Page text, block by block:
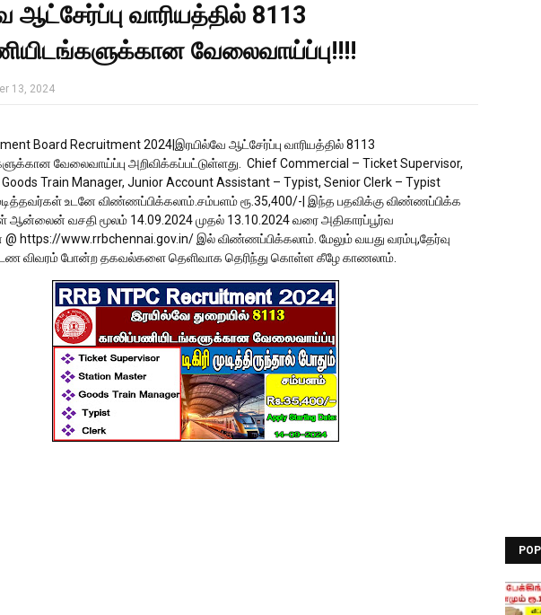
ஆட்சேர்ப்பு வாரியத்தில் 8113
வேலைவாய்ப்பு!!!!
13, 2024
Board Recruitment 2024|இரயில்வே ஆட்சேர்ப்பு வாரியத்தில் 8113
வேலைவாய்ப்பு அறிவிக்கப்பட்டுள்ளது. Chief Commercial – Ticket Supervisor,
Train Manager, Junior Account Assistant – Typist, Senior Clerk – Typist
முடித்தவர்கள் உடனே விண்ணப்பிக்கலாம்.சம்பளம் ரூ.35,400/-| இந்த பதவிக்கு விண்ணப்பிக்க
வசதி மூலம் 14.09.2024 முதல் 13.10.2024 வரை அதிகாரப்பூர்வ
www.rrbchennai.gov.in/ இல் விண்ணப்பிக்கலாம். மேலும் வயது வரம்பு,தேர்வு
விவரம் போன்ற தகவல்களை தெளிவாக தெரிந்து கொள்ள கீழே காணலாம்.